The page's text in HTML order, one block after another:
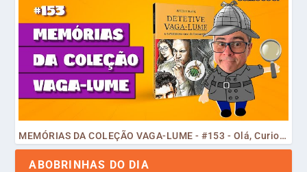
MEMÓRIAS DA COLEÇÃO VAGA-LUME - #153 - Olá, Curiosos! 2023
ABOBRINHAS DO DIA